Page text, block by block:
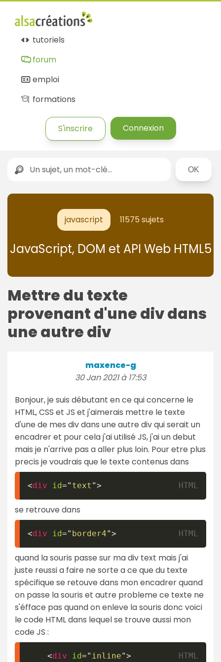
tutoriels
forum
emploi
formations
S'inscrire Connexion
Rechercher
javascript 11575 sujets
JavaScript, DOM et API Web HTML5
Mettre du texte
provenant d'une div dans
une autre div
maxence-g
30 Jan 2021 à 17:53
Bonjour, je suis débutant en ce qui concerne le
HTML, CSS et JS et j'aimerais mettre le texte
d'une de mes div dans une autre div qui serait un
encadrer et pour cela j'ai utilisé JS, j'ai un debut
mais je n'arrive pas a aller plus loin. Pour etre plus
precis je voudrais que le texte contenus dans
<div id=" text ">
se retrouve dans
<div id=" border4">
quand la souris passe sur ma div text mais j'ai
juste reussi a faire ne sorte a ce que du texte
spécifique se retouve dans mon encadrer quand
on passe la souris et autre probleme ce texte ne
s'éfface pas quand on enleve la souris donc voici
le code HTML dans lequel se trouve aussi mon
code JS :
<div id=" inline">